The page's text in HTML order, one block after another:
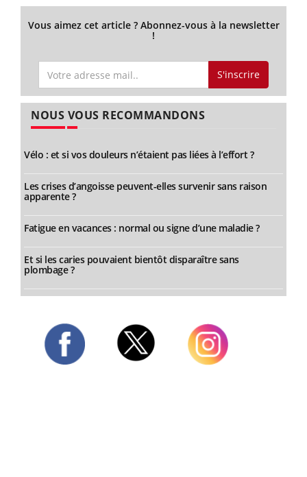
Vous aimez cet article ? Abonnez-vous à la newsletter
!
S'inscrire
NOUS VOUS RECOMMANDONS
Vélo : et si vos douleurs n’étaient pas liées à l’effort ?
Les crises d’angoisse peuvent-elles survenir sans raison
apparente ?
Fatigue en vacances : normal ou signe d’une maladie ?
Et si les caries pouvaient bientôt disparaître sans
plombage ?